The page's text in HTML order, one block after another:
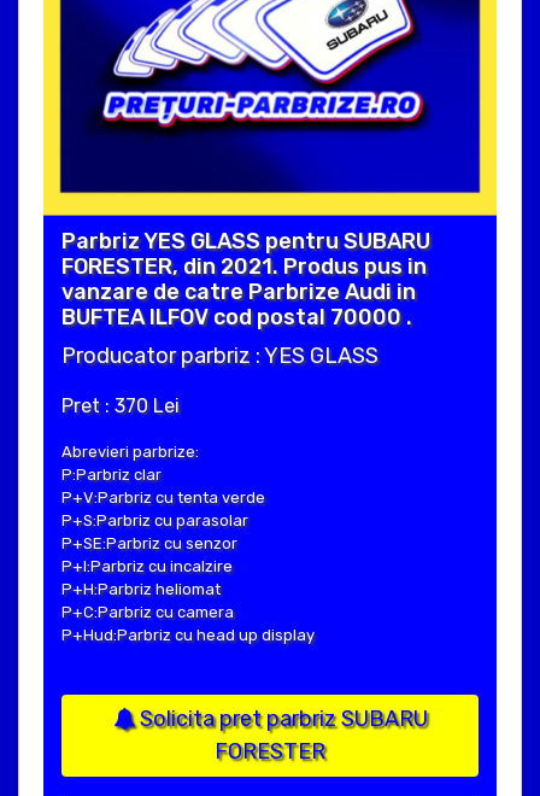
Parbriz YES GLASS pentru SUBARU
FORESTER, din 2021. Produs pus in
vanzare de catre Parbrize Audi in
BUFTEA ILFOV cod postal 70000 .
Producator parbriz : YES GLASS
Pret : 370 Lei
Abrevieri parbrize:
P:Parbriz clar
P+V:Parbriz cu tenta verde
P+S:Parbriz cu parasolar
P+SE:Parbriz cu senzor
P+I:Parbriz cu incalzire
P+H:Parbriz heliomat
P+C:Parbriz cu camera
P+Hud:Parbriz cu head up display
Solicita pret parbriz SUBARU
FORESTER